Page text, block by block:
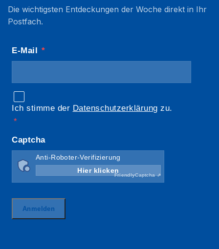
Die wichtigsten Entdeckungen der Woche direkt in Ihr
Postfach.